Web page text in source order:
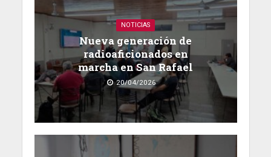
NOTICIAS
Nueva generación de
radioaficionados en
marcha en San Rafael
20/04/2026